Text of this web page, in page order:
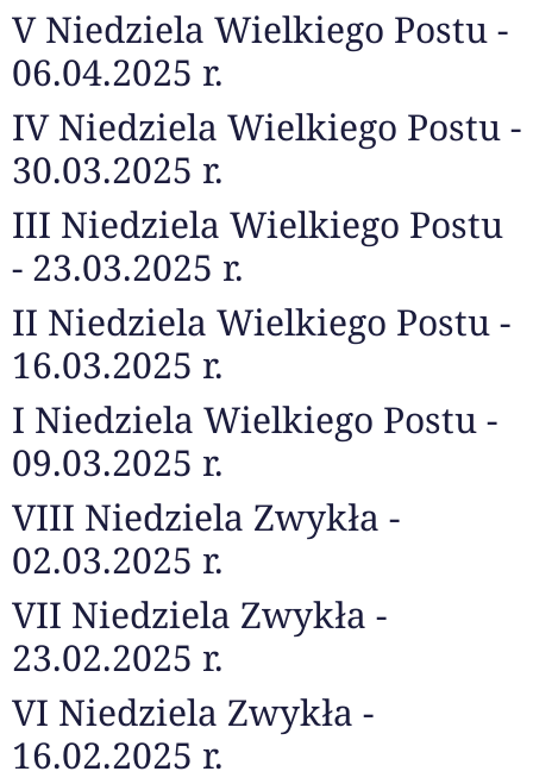
V Niedziela Wielkiego Postu -
06.04.2025 r.
IV Niedziela Wielkiego Postu -
30.03.2025 r.
III Niedziela Wielkiego Postu
- 23.03.2025 r.
II Niedziela Wielkiego Postu -
16.03.2025 r.
I Niedziela Wielkiego Postu -
09.03.2025 r.
VIII Niedziela Zwykła -
02.03.2025 r.
VII Niedziela Zwykła -
23.02.2025 r.
VI Niedziela Zwykła -
16.02.2025 r.